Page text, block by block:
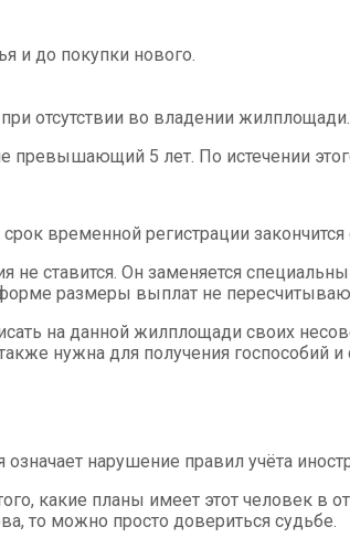
и до покупки нового.
отсутствии во владении жилплощади.
5 лет. По истечении
временной регистрации
ставится. Он заменяется
размеры выплат не
на данной жилплощади своих
нужна для получения госпособий
нарушение правил учёта
какие планы имеет этот человек
то можно просто довериться судьбе.